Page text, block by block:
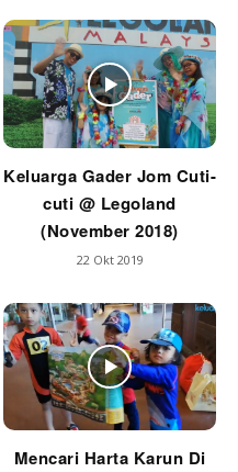
Keluarga Gader Jom Cuti-
cuti @ Legoland
(November 2018)
22 Okt 2019
Mencari Harta Karun Di